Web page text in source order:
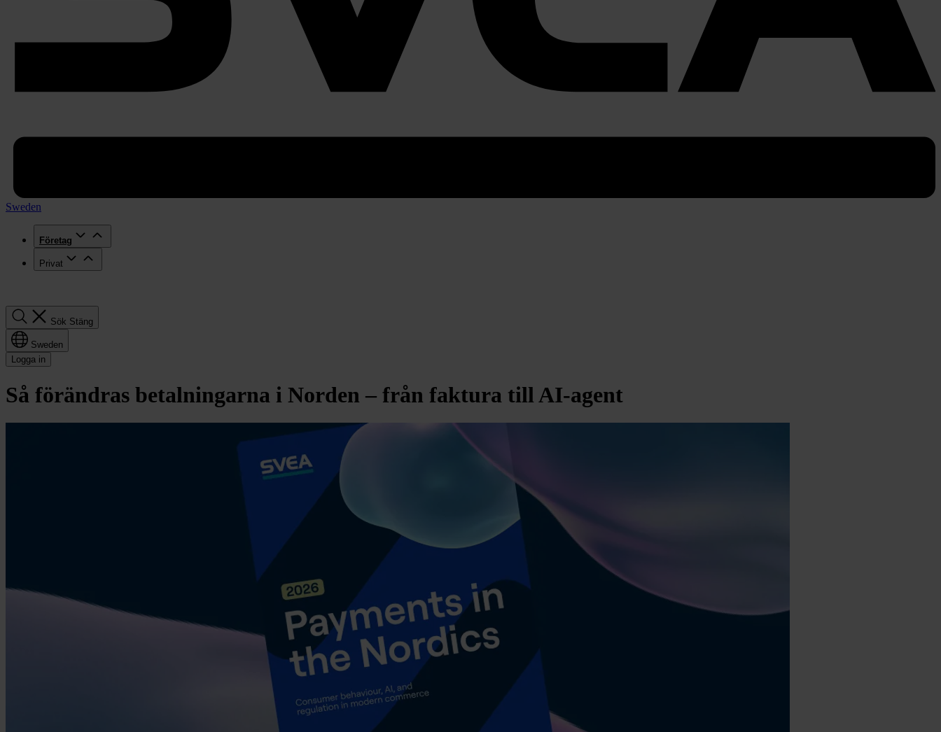
Sweden
Företag
Privat
Sök Stäng
Sweden
Logga in
Så förändras betalningarna i Norden – från faktura till AI-agent